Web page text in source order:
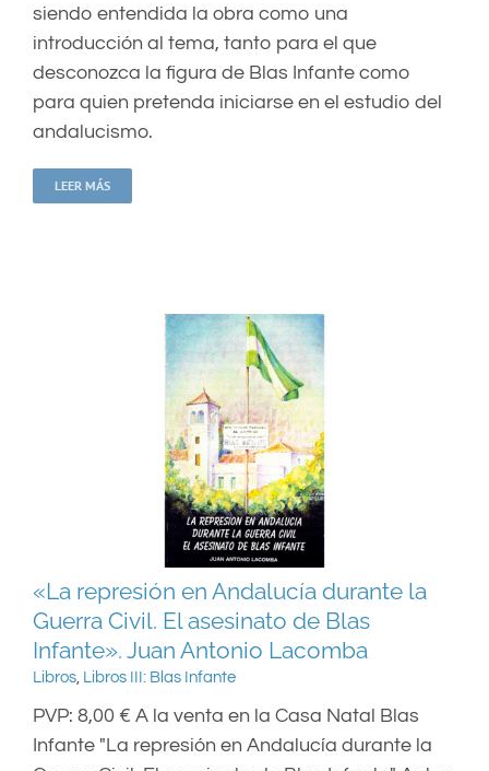
siendo entendida la obra como una
introducción al tema, tanto para el que
desconozca la figura de Blas Infante como
para quien pretenda iniciarse en el estudio del
andalucismo.
LEER MÁS
«La represión en Andalucía durante la Guerra
Civil. El asesinato de Blas Infante». Juan Antonio
«La represión en Andalucía durante la
Guerra Civil. El asesinato de Blas
Infante». Juan Antonio Lacomba
Libros, Libros III: Blas Infante
PVP: 8,00 € A la venta en la Casa Natal Blas
Infante "La represión en Andalucía durante la